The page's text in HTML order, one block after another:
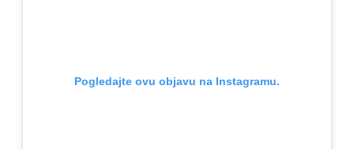
Pogledajte ovu objavu na Instagramu.